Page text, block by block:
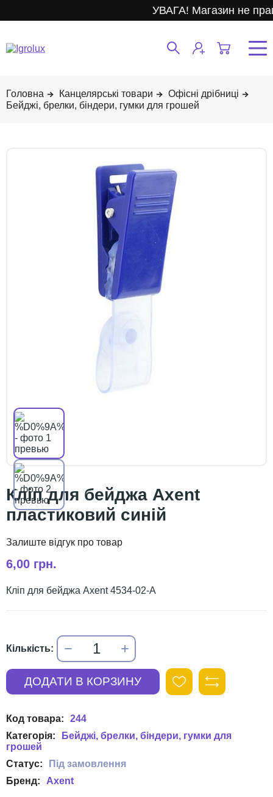
УВАГА! Магазин не
Канцелярські товари
Офісні дрібниці
Бейджі, брелки, біндери, гумки для грошей
Кліп для бейджа Axent
пластиковий синій
6,00 грн.
Кліп для бейджа Axent 4534-02-A
244
Бейджі, брелки, біндери, гумки для
грошей
Axent